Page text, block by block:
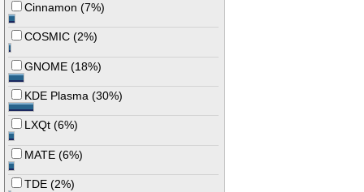
Cinnamon (7%)
COSMIC (2%)
GNOME (18%)
KDE Plasma (30%)
LXQt (6%)
MATE (6%)
TDE (2%)